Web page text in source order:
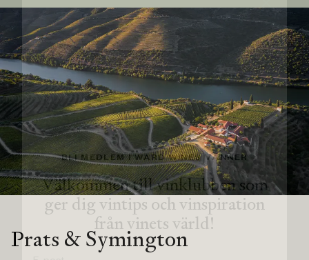
BLI MEDLEM I WARD WINES VÄNNER
Välkommen till vinklubben som
ger dig vintips och vinspiration
från vinets värld!
Prats & Symington